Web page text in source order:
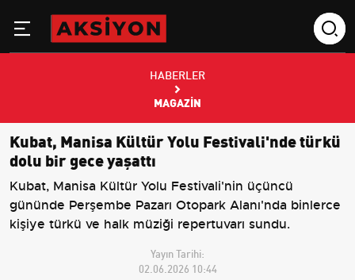
HABERLER
MAGAZIN
Kubat, Manisa Kültür Yolu Festivali'nde türkü
dolu bir gece yaşattı
Kubat, Manisa Kültür Yolu Festivali'nin üçüncü
gününde Perşembe Pazarı Otopark Alanı'nda binlerce
kişiye türkü ve halk müziği repertuvarı sundu.
Yayın Tarihi:
02.06.2026 10:44